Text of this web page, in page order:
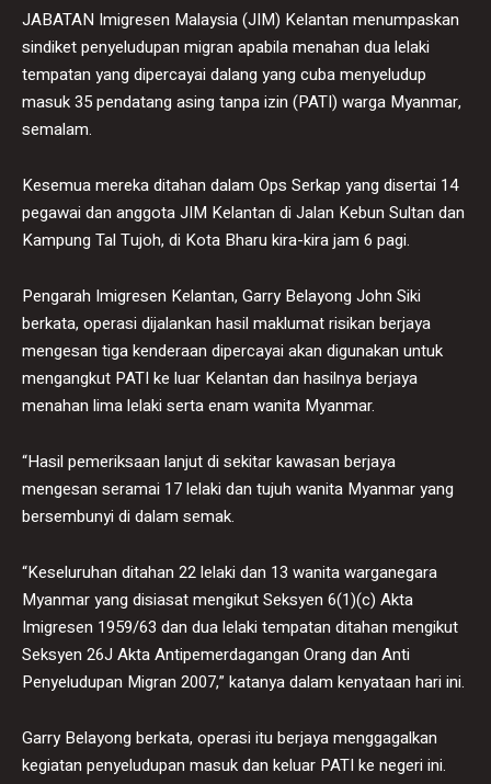
JABATAN Imigresen Malaysia (JIM) Kelantan menumpaskan
sindiket penyeludupan migran apabila menahan dua lelaki
tempatan yang dipercayai dalang yang cuba menyeludup
masuk 35 pendatang asing tanpa izin (PATI) warga Myanmar,
semalam.
Kesemua mereka ditahan dalam Ops Serkap yang disertai 14
pegawai dan anggota JIM Kelantan di Jalan Kebun Sultan dan
Kampung Tal Tujoh, di Kota Bharu kira-kira jam 6 pagi.
Pengarah Imigresen Kelantan, Garry Belayong John Siki
berkata, operasi dijalankan hasil maklumat risikan berjaya
mengesan tiga kenderaan dipercayai akan digunakan untuk
mengangkut PATI ke luar Kelantan dan hasilnya berjaya
menahan lima lelaki serta enam wanita Myanmar.
“Hasil pemeriksaan lanjut di sekitar kawasan berjaya
mengesan seramai 17 lelaki dan tujuh wanita Myanmar yang
bersembunyi di dalam semak.
“Keseluruhan ditahan 22 lelaki dan 13 wanita warganegara
Myanmar yang disiasat mengikut Seksyen 6(1)(c) Akta
Imigresen 1959/63 dan dua lelaki tempatan ditahan mengikut
Seksyen 26J Akta Antipemerdagangan Orang dan Anti
Penyeludupan Migran 2007,” katanya dalam kenyataan hari ini.
Garry Belayong berkata, operasi itu berjaya menggagalkan
kegiatan penyeludupan masuk dan keluar PATI ke negeri ini.